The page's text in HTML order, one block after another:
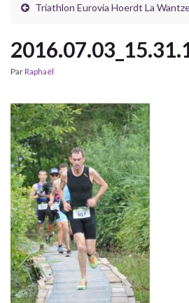
Triathlon Eurovia Hoerdt La
ParRaphaël